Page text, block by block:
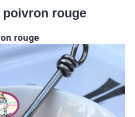
poivron rouge
rouge